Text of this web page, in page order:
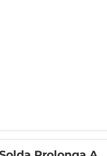
duro que o aço padrão),
em britadeiras...